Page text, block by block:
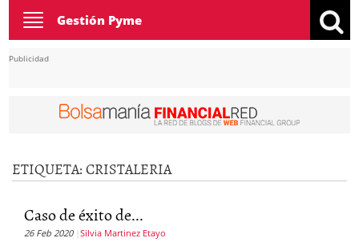
Toggle
navigation
Gestión Pyme
Publicidad
ETIQUETA:CRISTALERIA
Caso de éxito de...
26 Feb 2020 Silvia Martinez Etayo